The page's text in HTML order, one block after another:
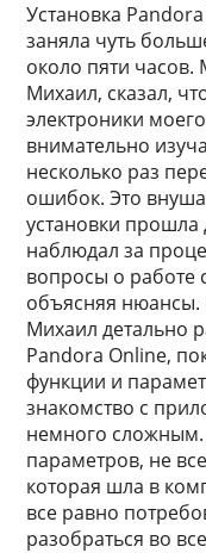
Установка
заняла чуть
около пяти часов.
Михаил, сказал,
электроники
внимательно
несколько раз
ошибок. Это
установки
наблюдал за
вопросы о работе
объясняя нюансы.
Михаил детально
Pandora Online,
функции и
знакомство с
немного сложным.
параметров, не
которая шла в
все равно
разобраться во